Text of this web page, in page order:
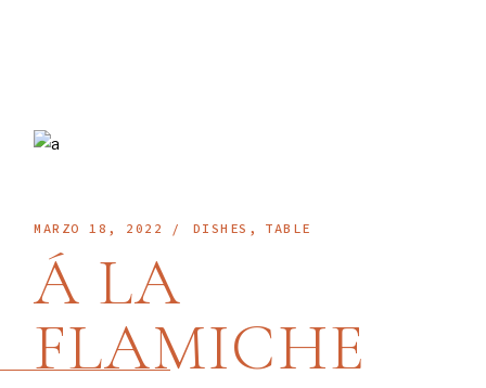
MARZO 18, 2022 DISHES TABLE
Á LA
FLAMICHE